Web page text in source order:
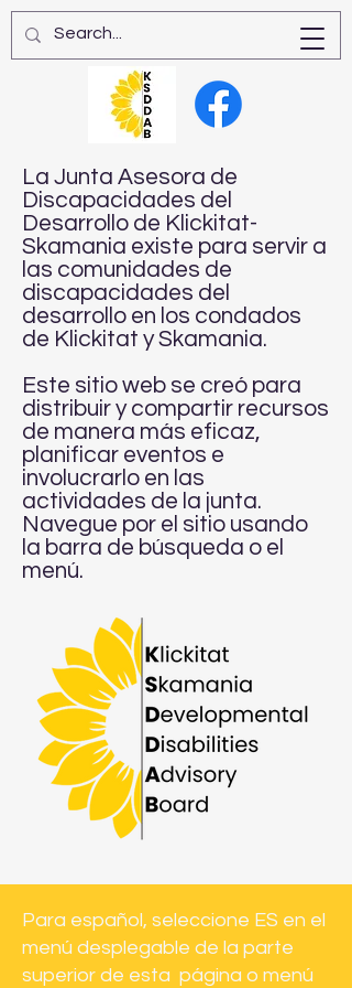
La Junta Asesora de
Discapacidades del
Desarrollo de Klickitat-
Skamania existe para servir a
las comunidades de
discapacidades del
desarrollo en los condados
de Klickitat y Skamania.
Este sitio web se creó para
distribuir y compartir recursos
de manera más eficaz,
planificar eventos e
involucrarlo en las
actividades de la junta.
Navegue por el sitio usando
la barra de búsqueda o el
menú.
Para español, seleccione ES en el
menú desplegable de la parte
superior de esta página o menú